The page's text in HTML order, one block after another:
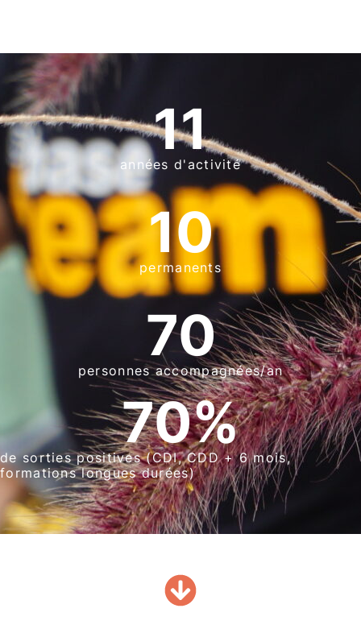
années d'activité
11
permanents
10
personnes accompagnées/an
70
de sorties positives (CDI, CDD + 6 mois,
formations longues durées)
70%